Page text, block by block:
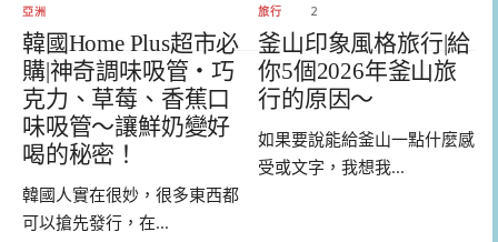
亞洲
韓國Home Plus超市必
購|神奇調味吸管・巧
克力、草莓、香蕉口
味吸管～讓鮮奶變好
喝的秘密！
韓國人實在很妙，很多東西都
可以搶先發行，在...
旅行 2
釜山印象風格旅行|給
你5個2026年釜山旅
行的原因～
如果要說能給釜山一點什麼感
受或文字，我想我...